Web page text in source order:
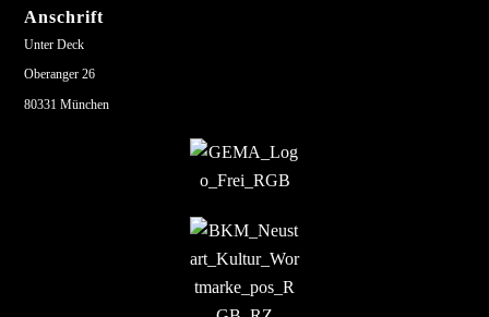
Anschrift
Unter Deck
Oberanger 26
80331 München